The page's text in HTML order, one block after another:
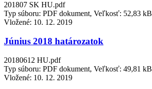
201807 SK HU.pdf
Typ súboru: PDF dokument, Veľkosť: 52,83 kB
Vložené: 10. 12. 2019
Június 2018 határozatok
20180612 HU.pdf
Typ súboru: PDF dokument, Veľkosť: 49,81 kB
Vložené: 10. 12. 2019